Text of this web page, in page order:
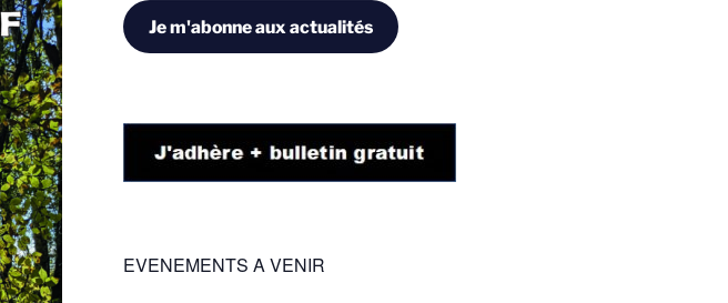
Je m'abonne aux actualités
EVENEMENTS A VENIR